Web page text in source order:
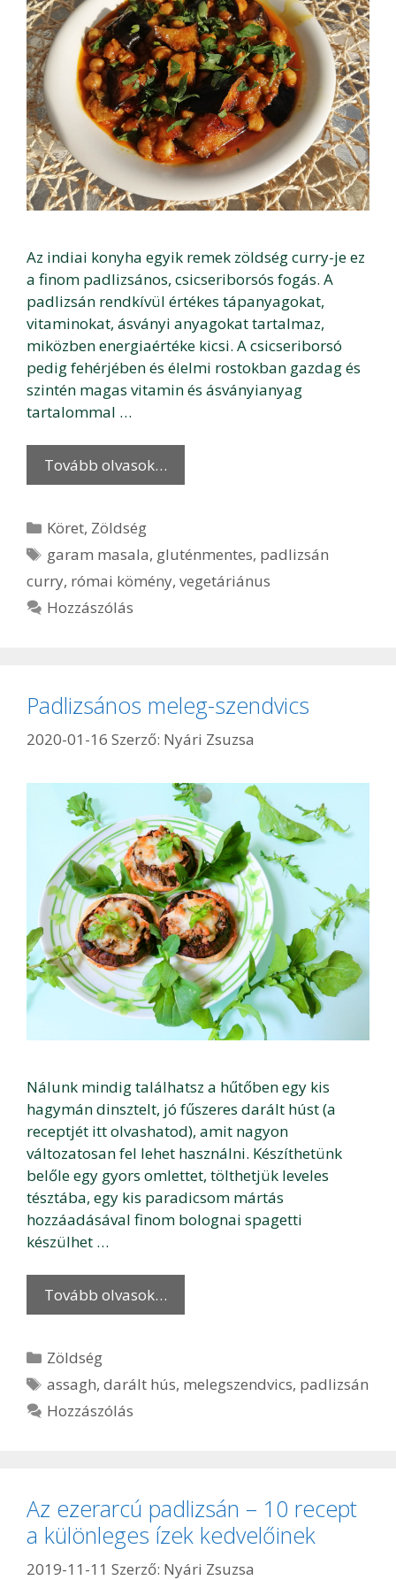
Az indiai konyha egyik remek zöldség curry-je ez
a finom padlizsános, csicseriborsós fogás. A
padlizsán rendkívül értékes tápanyagokat,
vitaminokat, ásványi anyagokat tartalmaz,
miközben energiaértéke kicsi. A csicseriborsó
pedig fehérjében és élelmi rostokban gazdag és
szintén magas vitamin és ásványianyag
tartalommal …
Tovább olvasok…
Kategória
Köret, Zöldség
Címkék
garam masala, gluténmentes, padlizsán
curry, római kömény, vegetáriánus
Hozzászólás
Padlizsános meleg-szendvics
2020-01-16 Szerző: Nyári Zsuzsa
Nálunk mindig találhatsz a hűtőben egy kis
hagymán dinsztelt, jó fűszeres darált húst (a
receptjét itt olvashatod), amit nagyon
változatosan fel lehet használni. Készíthetünk
belőle egy gyors omlettet, tölthetjük leveles
tésztába, egy kis paradicsom mártás
hozzáadásával finom bolognai spagetti
készülhet …
Tovább olvasok…
Kategória
Zöldség
Címkék
assagh,darált hús, melegszendvics, padlizsán
Hozzászólás
Az ezerarcú padlizsán – 10 recept
a különleges ízek kedvelőinek
2019-11-11 Szerző: Nyári Zsuzsa